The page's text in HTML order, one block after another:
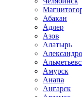
Абакан
Адлер
Азов
Алатырь
Амурск
Анапа
Ангарск